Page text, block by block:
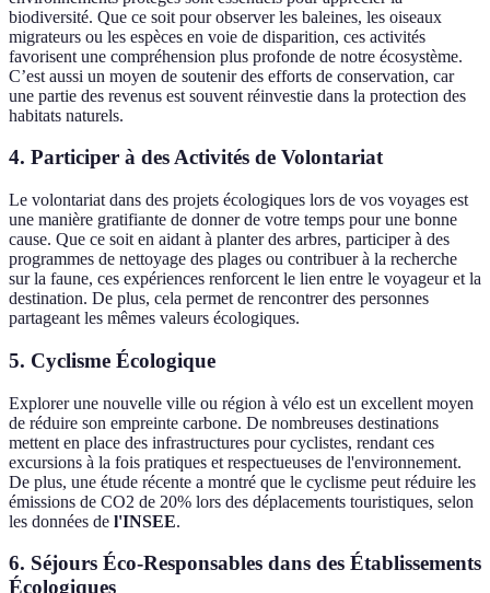
biodiversité. Que ce soit pour observer les baleines, les oiseaux
migrateurs ou les espèces en voie de disparition, ces activités
favorisent une compréhension plus profonde de notre écosystème.
C’est aussi un moyen de soutenir des efforts de conservation, car
une partie des revenus est souvent réinvestie dans la protection des
habitats naturels.
4. Participer à des Activités de Volontariat
Le volontariat dans des projets écologiques lors de vos voyages est
une manière gratifiante de donner de votre temps pour une bonne
cause. Que ce soit en aidant à planter des arbres, participer à des
programmes de nettoyage des plages ou contribuer à la recherche
sur la faune, ces expériences renforcent le lien entre le voyageur et la
destination. De plus, cela permet de rencontrer des personnes
partageant les mêmes valeurs écologiques.
5. Cyclisme Écologique
Explorer une nouvelle ville ou région à vélo est un excellent moyen
de réduire son empreinte carbone. De nombreuses destinations
mettent en place des infrastructures pour cyclistes, rendant ces
excursions à la fois pratiques et respectueuses de l'environnement.
De plus, une étude récente a montré que le cyclisme peut réduire les
émissions de CO2 de 20% lors des déplacements touristiques, selon
les données de l'INSEE.
6. Séjours Éco-Responsables dans des Établissements
Écologiques